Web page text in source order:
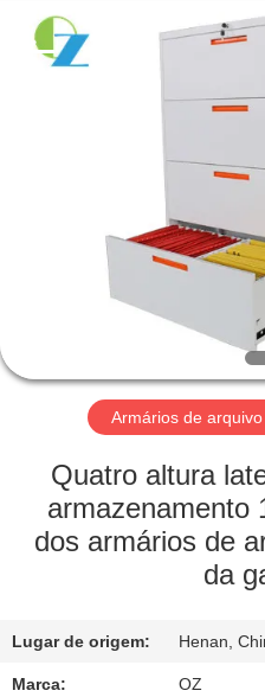
PRODUTOS
SOBRE
EXCURSÃO
FÁBRICA
CONTROLE
Luoyang
Ouzheng
Trading
Armários de
Quatro altura
armazenamento
dos armários de
da
Lugar de origem: Henan,
Marca: OZ